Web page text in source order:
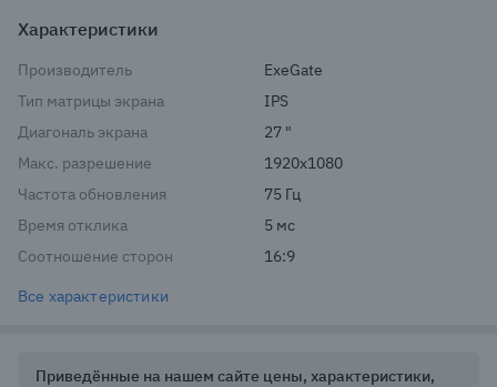
Характеристики
Производитель
ExeGate
Тип матрицы экрана
IPS
Диагональ экрана
27 "
Макс. разрешение
1920x1080
Частота обновления
75 Гц
Время отклика
5 мс
Соотношение сторон
16:9
Все характеристики
Приведённые на нашем сайте цены, характеристики,